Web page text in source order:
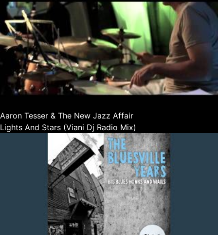
Aaron Tesser & The New Jazz Affair
Lights And Stars (Viani Dj Radio Mix)